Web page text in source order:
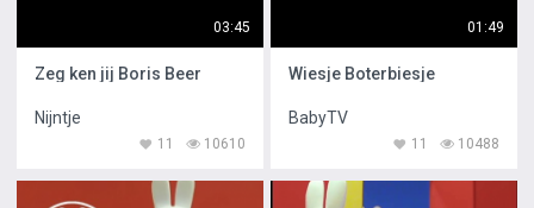
03:45
Zeg ken jij Boris Beer
Nijntje
10610
11
01:49
Wiesje Boterbiesje
BabyTV
10488
11